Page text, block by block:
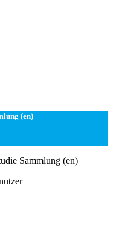
(en)
Sammlung (en)